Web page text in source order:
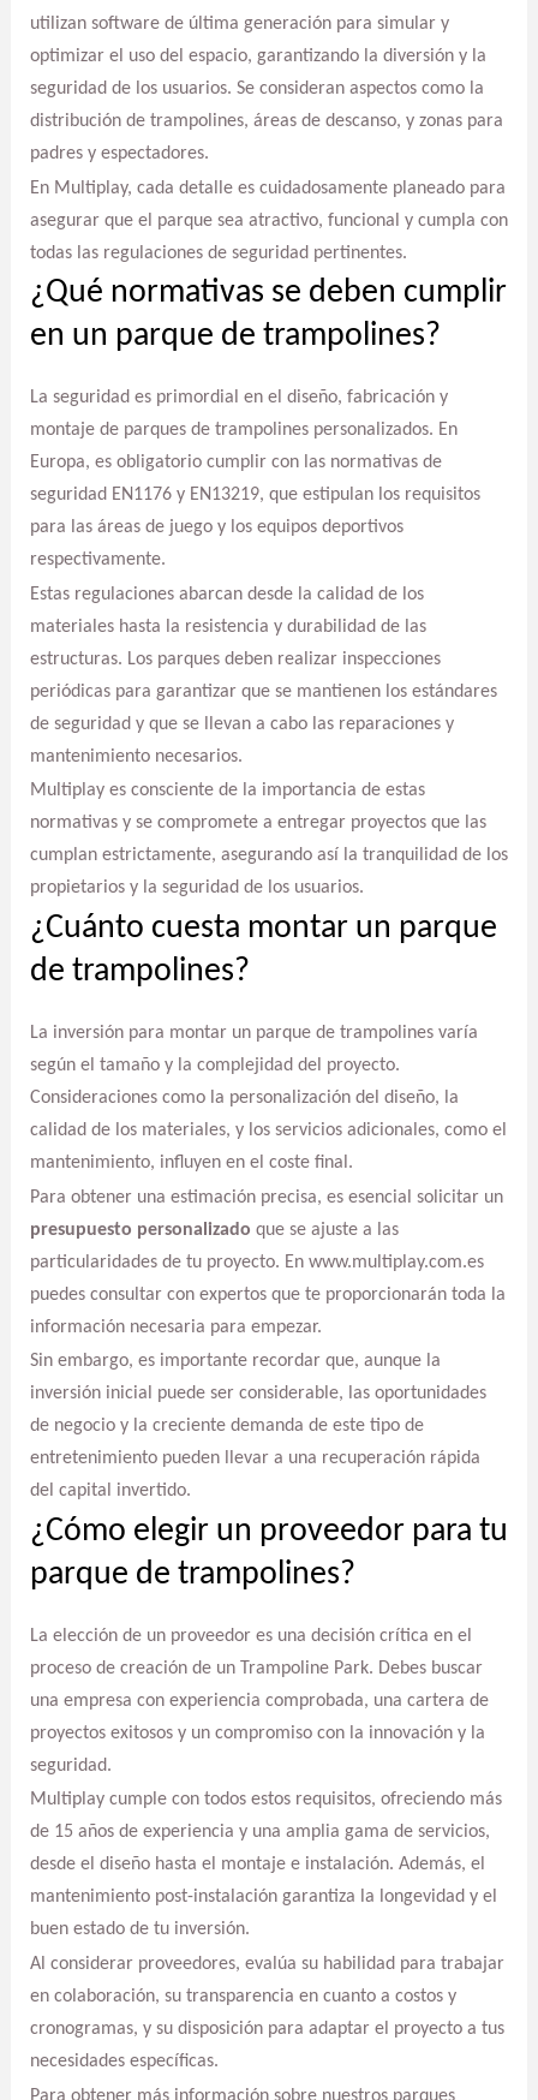
utilizan software de última generación para simular y
optimizar el uso del espacio, garantizando la diversión y la
seguridad de los usuarios. Se consideran aspectos como la
distribución de trampolines, áreas de descanso, y zonas para
padres y espectadores.
En Multiplay, cada detalle es cuidadosamente planeado para
asegurar que el parque sea atractivo, funcional y cumpla con
todas las regulaciones de seguridad pertinentes.
¿Qué normativas se deben cumplir
en un parque de trampolines?
La seguridad es primordial en el diseño, fabricación y
montaje de parques de trampolines personalizados. En
Europa, es obligatorio cumplir con las normativas de
seguridad EN1176 y EN13219, que estipulan los requisitos
para las áreas de juego y los equipos deportivos
respectivamente.
Estas regulaciones abarcan desde la calidad de los
materiales hasta la resistencia y durabilidad de las
estructuras. Los parques deben realizar inspecciones
periódicas para garantizar que se mantienen los estándares
de seguridad y que se llevan a cabo las reparaciones y
mantenimiento necesarios.
Multiplay es consciente de la importancia de estas
normativas y se compromete a entregar proyectos que las
cumplan estrictamente, asegurando así la tranquilidad de los
propietarios y la seguridad de los usuarios.
¿Cuánto cuesta montar un parque
de trampolines?
La inversión para montar un parque de trampolines varía
según el tamaño y la complejidad del proyecto.
Consideraciones como la personalización del diseño, la
calidad de los materiales, y los servicios adicionales, como el
mantenimiento, influyen en el coste final.
Para obtener una estimación precisa, es esencial solicitar un
presupuesto personalizado que se ajuste a las
particularidades de tu proyecto. En www.multiplay.com.es
puedes consultar con expertos que te proporcionarán toda la
información necesaria para empezar.
Sin embargo, es importante recordar que, aunque la
inversión inicial puede ser considerable, las oportunidades
de negocio y la creciente demanda de este tipo de
entretenimiento pueden llevar a una recuperación rápida
del capital invertido.
¿Cómo elegir un proveedor para tu
parque de trampolines?
La elección de un proveedor es una decisión crítica en el
proceso de creación de un Trampoline Park. Debes buscar
una empresa con experiencia comprobada, una cartera de
proyectos exitosos y un compromiso con la innovación y la
seguridad.
Multiplay cumple con todos estos requisitos, ofreciendo más
de 15 años de experiencia y una amplia gama de servicios,
desde el diseño hasta el montaje e instalación. Además, el
mantenimiento post-instalación garantiza la longevidad y el
buen estado de tu inversión.
Al considerar proveedores, evalúa su habilidad para trabajar
en colaboración, su transparencia en cuanto a costos y
cronogramas, y su disposición para adaptar el proyecto a tus
necesidades específicas.
Para obtener más información sobre nuestros parques